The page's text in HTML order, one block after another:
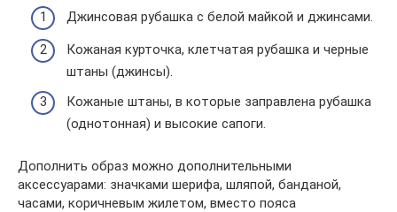
Джинсовая рубашка с белой майкой и джинсами.
Кожаная курточка, клетчатая рубашка и черные
штаны (джинсы).
Кожаные штаны, в которые заправлена рубашка
(однотонная) и высокие сапоги.
Дополнить образ можно дополнительными
аксессуарами: значками шерифа, шляпой, банданой,
часами, коричневым жилетом, вместо пояса